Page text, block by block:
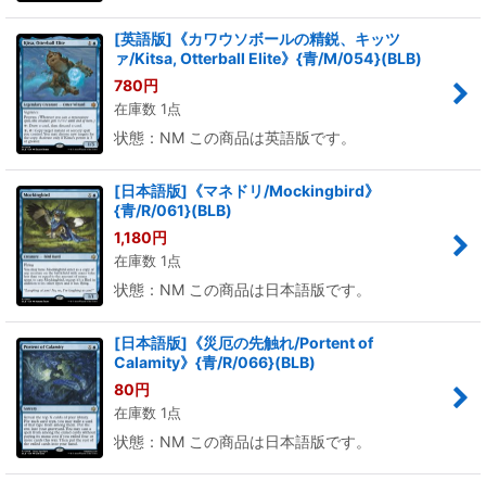
[英語版]《カワウソボールの精鋭、キッツ
ァ/Kitsa, Otterball Elite》{青/M/054}(BLB)
780円
在庫数 1点
状態：NM この商品は英語版です。
[日本語版]《マネドリ/Mockingbird》
{青/R/061}(BLB)
1,180円
在庫数 1点
状態：NM この商品は日本語版です。
[日本語版]《災厄の先触れ/Portent of
Calamity》{青/R/066}(BLB)
80円
在庫数 1点
状態：NM この商品は日本語版です。